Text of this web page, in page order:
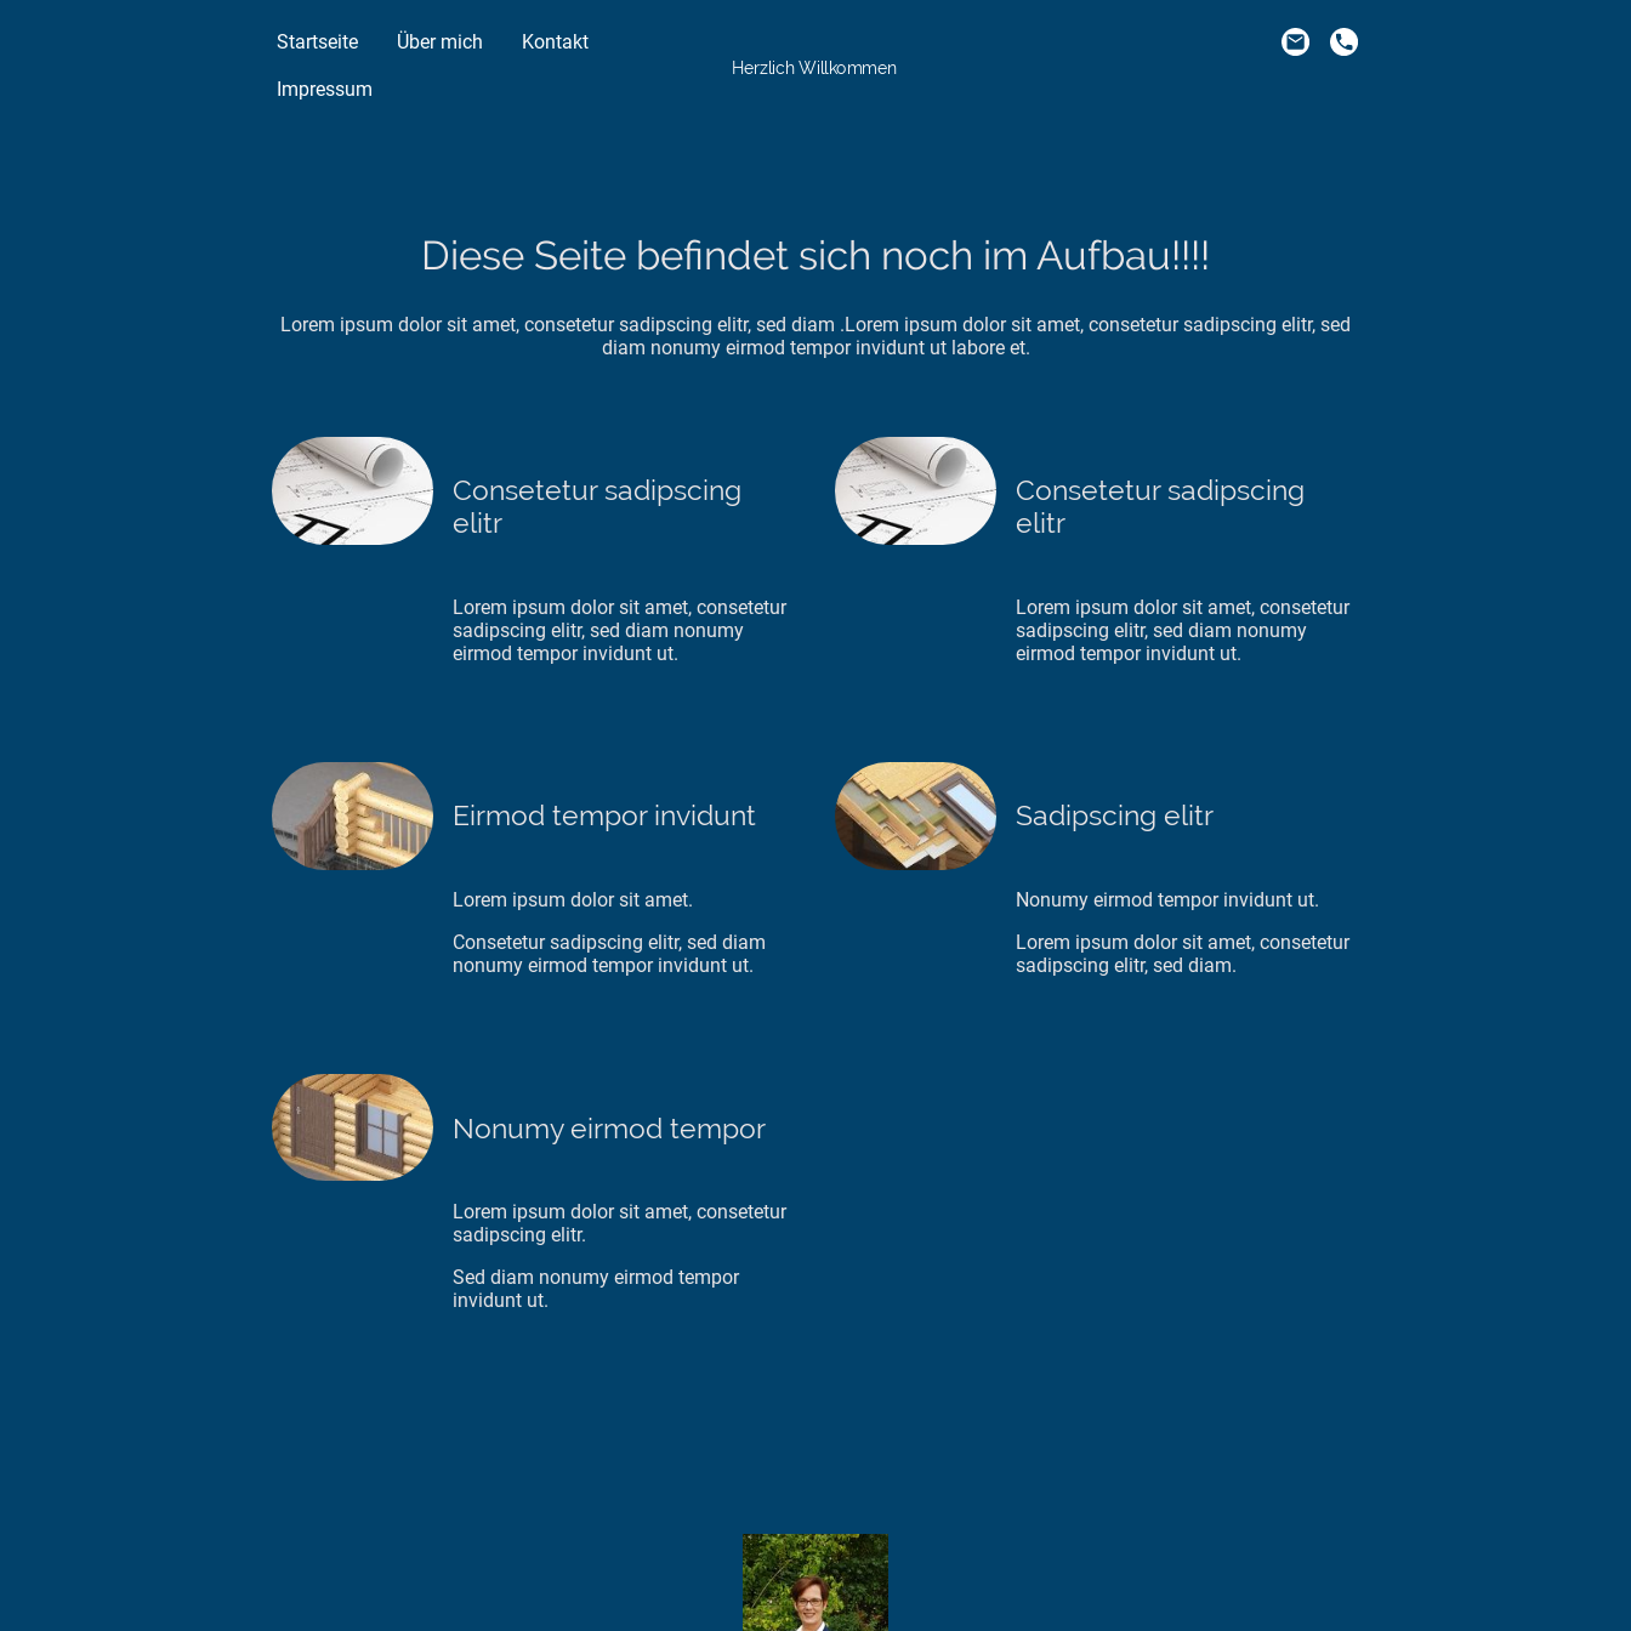
Startseite Über mich Kontakt
Impressum
Herzlich Willkommen
Diese Seite befindet sich noch im Aufbau!!!!
Lorem ipsum dolor sit amet, consetetur sadipscing elitr, sed diam .Lorem ipsum dolor sit amet, consetetur sadipscing elitr, sed
diam nonumy eirmod tempor invidunt ut labore et.
Consetetur sadipscing
elitr
Lorem ipsum dolor sit amet, consetetur
sadipscing elitr, sed diam nonumy
eirmod tempor invidunt ut.
Consetetur sadipscing
elitr
Lorem ipsum dolor sit amet, consetetur
sadipscing elitr, sed diam nonumy
eirmod tempor invidunt ut.
Eirmod tempor invidunt
Lorem ipsum dolor sit amet.
Consetetur sadipscing elitr, sed diam
nonumy eirmod tempor invidunt ut.
Sadipscing elitr
Nonumy eirmod tempor invidunt ut.
Lorem ipsum dolor sit amet, consetetur
sadipscing elitr, sed diam.
Nonumy eirmod tempor
Lorem ipsum dolor sit amet, consetetur
sadipscing elitr.
Sed diam nonumy eirmod tempor
invidunt ut.